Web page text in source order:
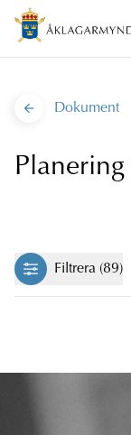
Dokument
Filtrera (89)